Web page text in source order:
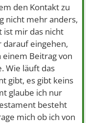
den Kontakt zu
nicht mehr anders,
ist mir das nicht
eingehen,
Beitrag von
Wie läuft das
gibt, es gibt keins
glaube ich nur
besteht
mich ob ich von